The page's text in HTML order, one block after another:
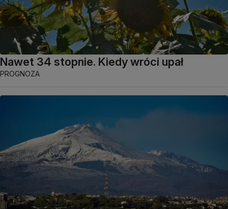
Nawet 34 stopnie. Kiedy wróci upał
PROGNOZA